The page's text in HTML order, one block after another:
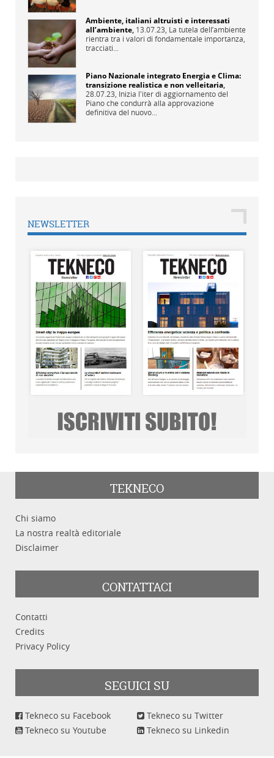
Ambiente, italiani altruisti e interessati
all’ambiente, 13.07.23, La tutela dell’ambiente
rientra tra i valori di fondamentale importanza,
tracciati...
Piano Nazionale integrato Energia e Clima:
transizione realistica e non velleitaria,
28.07.23, Inizia l'iter di aggiornamento del
Piano che condurrà alla approvazione
definitiva del nuovo...
NEWSLETTER
TEKNECO
Chi siamo
La nostra realtà editoriale
Disclaimer
CONTATTACI
Contatti
Credits
Privacy Policy
SEGUICI SU
Tekneco su Facebook
Tekneco su Twitter
Tekneco su Youtube
Tekneco su Linkedin